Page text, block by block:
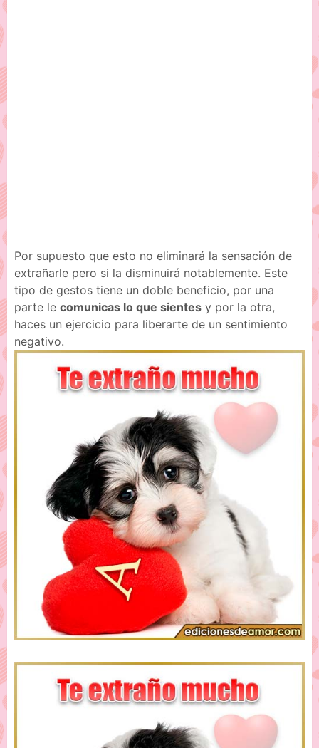
Por supuesto que esto no eliminará la sensación de
extrañarle pero si la disminuirá notablemente. Este
tipo de gestos tiene un doble beneficio, por una
parte le comunicas lo que sientes y por la otra,
haces un ejercicio para liberarte de un sentimiento
negativo.